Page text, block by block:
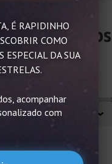
Namorados
tem e por isso
Namorados! Desde
É RAPIDINHO
COMO
DA SUA
acompanhar
com